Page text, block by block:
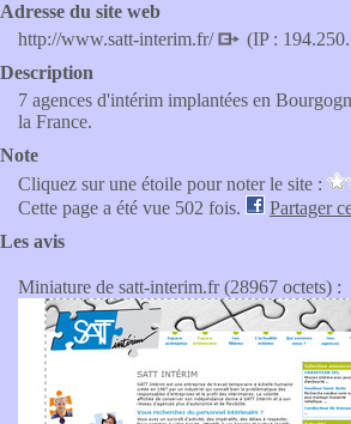
Adresse du site web
http://www.satt-interim.fr/
(IP :
Description
7 agences d'intérim implantées en
la France.
Note
Cliquez sur une étoile pour noter le site :
Cette page a été vue 502 fois.
Partager
Les avis
Miniature de satt-interim.fr (28967 octets) :